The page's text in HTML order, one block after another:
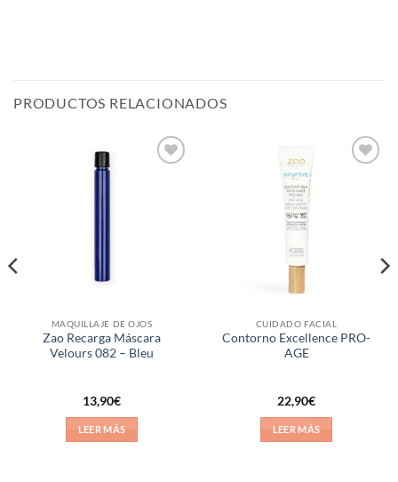
PRODUCTOS RELACIONADOS
MAQUILLAJE DE OJOS
Zao Recarga Máscara
Velours 082 – Bleu
13,90€
LEER MÁS
CUIDADO FACIAL
Contorno Excellence PRO-
AGE
22,90€
LEER MÁS